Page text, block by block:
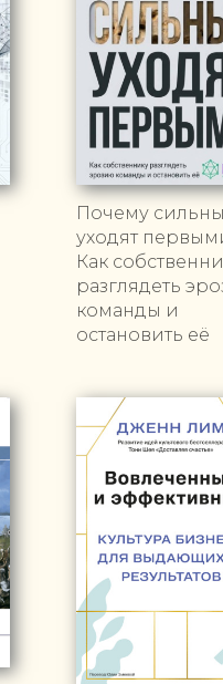
Почему
уходят
Как
разглядеть
команды и
остановить её